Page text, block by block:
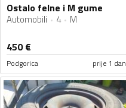
Ostalo felne i M gume
Automobili 4 M
450€
Podgorica prije 1 dan